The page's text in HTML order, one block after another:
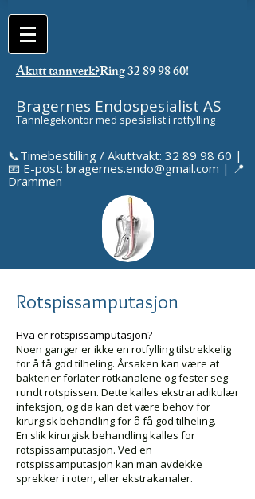
Akutt tannverk?Ring 32 89 98 60!
Bragernes Endospesialist AS
Tannlegekontor med spesialist i rotfylling
📞Timebestilling / Akuttvakt: 32 89 98 60 |
📧 E-post: bragernes.endo@gmail.com | 📍
Drammen
Rotspissamputasjon
Hva er rotspissamputasjon?
Noen ganger er ikke en rotfylling tilstrekkelig
for å få god tilheling. Årsaken kan være at
bakterier forlater rotkanalene og fester seg
rundt rotspissen. Dette kalles ekstraradikulær
infeksjon, og da kan det være behov for
kirurgisk behandling for å få god tilheling.
En slik kirurgisk behandling kalles for
rotspissamputasjon. Ved en
rotspissamputasjon kan man avdekke
sprekker i roten, eller ekstrakanaler.